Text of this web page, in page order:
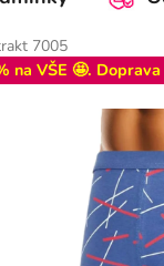
7005
na VŠE 🤩.